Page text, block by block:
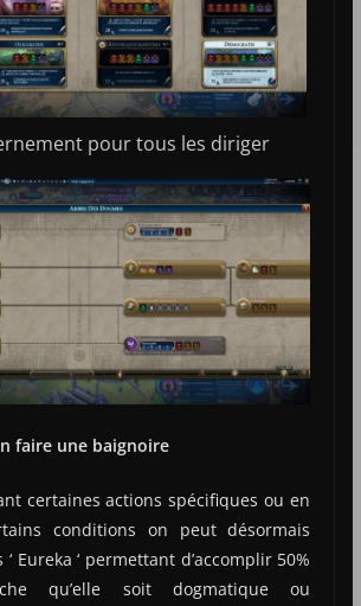
pour tous les diriger
faire une baignoire
certaines actions spécifiques ou en
conditions on peut désormais
Eureka ‘ permettant d’accomplir 50%
qu’elle soit dogmatique ou